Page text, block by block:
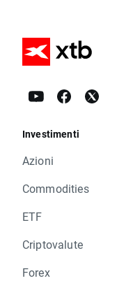
Investimenti
Azioni
Commodities
ETF
Criptovalute
Forex